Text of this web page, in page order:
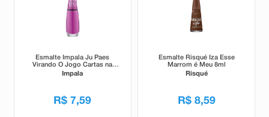
Esmalte Impala Ju Paes
Virando O Jogo Cartas na
Manga 7,5ml
Impala
R$ 7,59
Esmalte Risqué Iza Esse
Marrom é Meu 8ml
Risqué
R$ 8,59